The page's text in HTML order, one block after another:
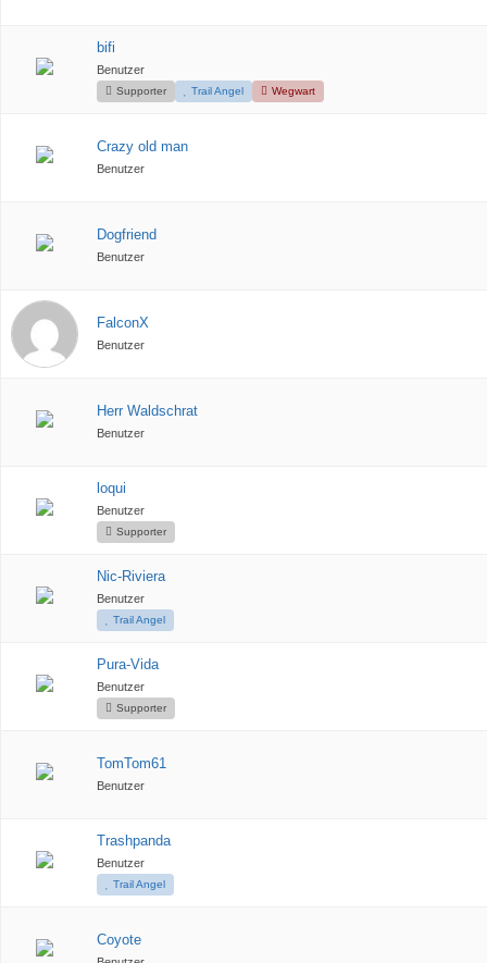
bifi
Benutzer
Supporter Trail Angel Wegwart
Crazy old man
Benutzer
Dogfriend
Benutzer
FalconX
Benutzer
Herr Waldschrat
Benutzer
loqui
Benutzer
Supporter
Nic-Riviera
Benutzer
Trail Angel
Pura-Vida
Benutzer
Supporter
TomTom61
Benutzer
Trashpanda
Benutzer
Trail Angel
Coyote